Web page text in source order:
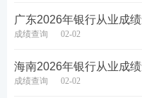
广东​2026年银行从业成
成绩查询 02-02
海南​2026年银行从业成
成绩查询 02-02